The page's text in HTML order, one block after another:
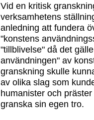
Vid en kritisk
verksamhetens
anledning att fundera
"konstens
"tillblivelse" då det
användningen" av
granskning skulle
av olika slag som
humanister och
granska sin egen tro.